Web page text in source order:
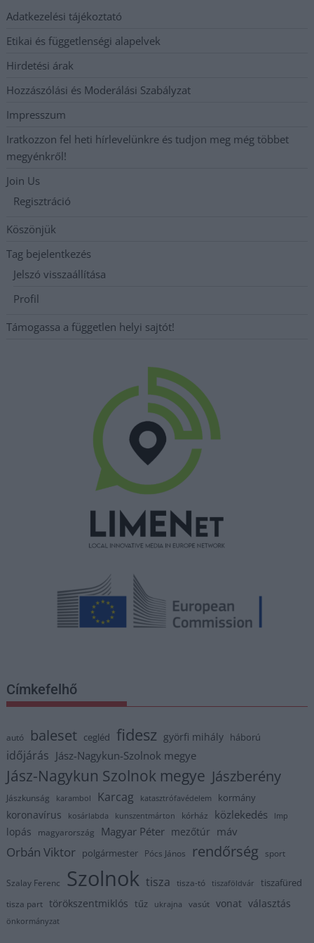
Adatkezelési tájékoztató
Etikai és függetlenségi alapelvek
Hirdetési árak
Hozzászólási és Moderálási Szabályzat
Impresszum
Iratkozzon fel heti hírlevelünkre és tudjon meg még többet
megyénkről!
Join Us
Regisztráció
Köszönjük
Tag bejelentkezés
Jelszó visszaállítása
Profil
Támogassa a független helyi sajtót!
Címkefelhő
autó baleset cegléd fidesz györfi mihály háború
időjárás Jász-Nagykun-Szolnok megye
Jász-Nagykun Szolnok megye Jászberény
Jászkunság karambol Karcag katasztrófavédelem kormány
koronavírus kosárlabda kunszentmárton kórház közlekedés lmp
lopás magyarország Magyar Péter mezőtúr máv
Orbán Viktor polgármester Pócs János rendőrség sport
Szalay Ferenc Szolnok tisza tisza-tó tiszaföldvár tiszafüred
tisza part törökszentmiklós tűz ukrajna vasút vonat választás
önkormányzat